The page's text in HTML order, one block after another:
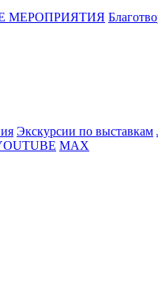
МЕРОПРИЯТИЯ
Экскурсии по выставкам
MAX